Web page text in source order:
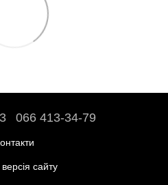
066 413-34-79
сайту